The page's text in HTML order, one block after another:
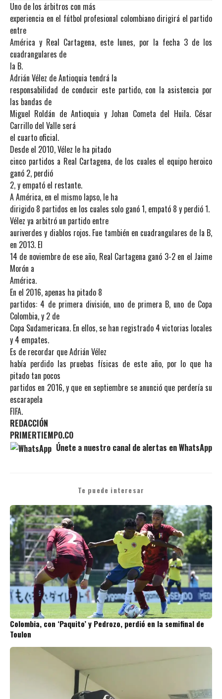
Uno de los árbitros con más
experiencia en el fútbol profesional colombiano dirigirá el partido
entre
América y Real Cartagena, este lunes, por la fecha 3 de los
cuadrangulares de
la B.
Adrián Vélez de Antioquia tendrá la
responsabilidad de conducir este partido, con la asistencia por
las bandas de
Miguel Roldán de Antioquia y Johan Cometa del Huila. César
Carrillo del Valle será
el cuarto oficial.
Desde el 2010, Vélez le ha pitado
cinco partidos a Real Cartagena, de los cuales el equipo heroico
ganó 2, perdió
2, y empató el restante.
A América, en el mismo lapso, le ha
dirigido 8 partidos en los cuales solo ganó 1, empató 8 y perdió 1.
Vélez ya arbitró un partido entre
auriverdes y diablos rojos. Fue también en cuadrangulares de la B,
en 2013. El
14 de noviembre de ese año, Real Cartagena ganó 3-2 en el Jaime
Morón a
América.
En el 2016, apenas ha pitado 8
partidos: 4 de primera división, uno de primera B, uno de Copa
Colombia, y 2 de
Copa Sudamericana. En ellos, se han registrado 4 victorias locales
y 4 empates.
Es de recordar que Adrián Vélez
había perdido las pruebas físicas de este año, por lo que ha
pitado tan pocos
partidos en 2016, y que en septiembre se anunció que perdería su
escarapela
FIFA.
REDACCIÓN
PRIMERTIEMPO.CO
Únete a nuestro canal de alertas en WhatsApp
Te puede interesar
Colombia, con ‘Paquito’ y Pedrozo, perdió en la semifinal de
Toulon